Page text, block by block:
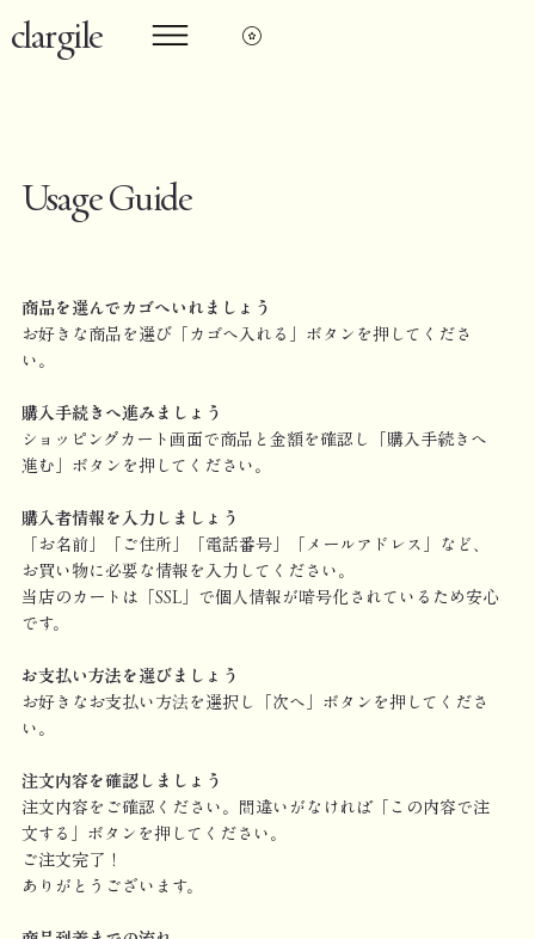
clargile
Usage Guide
商品を選んでカゴへいれましょう
お好きな商品を選び「カゴへ入れる」ボタンを押してくださ
い。
購入手続きへ進みましょう
ショッピングカート画面で商品と金額を確認し「購入手続きへ
進む」ボタンを押してください。
購入者情報を入力しましょう
「お名前」「ご住所」「電話番号」「メールアドレス」など、
お買い物に必要な情報を入力してください。
当店のカートは「SSL」で個人情報が暗号化されているため安心
です。
お支払い方法を選びましょう
お好きなお支払い方法を選択し「次へ」ボタンを押してくださ
い。
注文内容を確認しましょう
注文内容をご確認ください。間違いがなければ「この内容で注
文する」ボタンを押してください。
ご注文完了！
ありがとうございます。